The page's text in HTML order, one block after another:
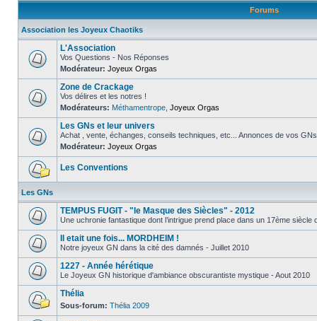
Forums
Association les Joyeux Chaotiks
L'Association
Vos Questions - Nos Réponses
Modérateur: Joyeux Orgas
Zone de Crackage
Vos délires et les notres !
Modérateurs: Méthamentrope Joyeux Orgas
Les GNs et leur univers
Achat , vente, échanges, conseils techniques, etc... Annonces de vos
Modérateur: Joyeux Orgas
Les Conventions
Les GNs
TEMPUS FUGIT - "le Masque des Siècles" - 2012
Une uchronie fantastique dont l’intrigue prend place dans un 17ème siècle
Il etait une fois... MORDHEIM !
Notre joyeux GN dans la cité des damnés - Juillet 2010
1227 - Année hérétique
Le Joyeux GN historique d'ambiance obscurantiste mystique - Aout 2010
Thélia
Sous-forum: Thélia 2009